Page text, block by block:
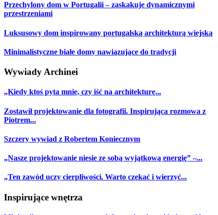
Przechylony dom w Portugalii – zaskakuje dynamicznymi
przestrzeniami
Luksusowy dom inspirowany portugalską architekturą wiejską
Minimalistyczne białe domy nawiązujące do tradycji
Wywiady Archinei
„Kiedy ktoś pyta mnie, czy iść na architekturę...
Zostawił projektowanie dla fotografii. Inspirująca rozmowa z
Piotrem...
Szczery wywiad z Robertem Koniecznym
„Nasze projektowanie niesie ze sobą wyjątkową energię” –...
„Ten zawód uczy cierpliwości. Warto czekać i wierzyć...
Inspirujące wnętrza